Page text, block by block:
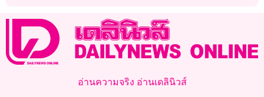
อ่านความจริง อ่านเดลินิวส์